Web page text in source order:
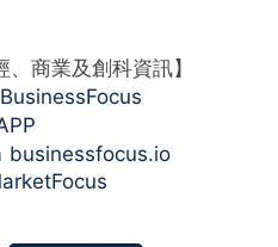
、商業及創科資訊】
BusinessFocus
businessfocus.io